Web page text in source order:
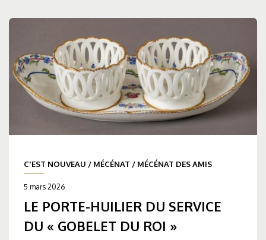
C'EST NOUVEAU / MÉCÉNAT / MÉCÉNAT DES AMIS
5 mars 2026
LE PORTE-HUILIER DU SERVICE
DU « GOBELET DU ROI »